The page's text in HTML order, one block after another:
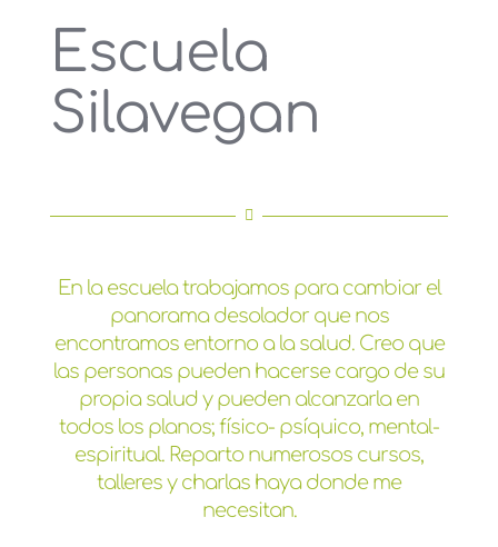
Escuela
Silavegan
En la escuela trabajamos para cambiar el
panorama desolador que nos
encontramos entorno a la salud. Creo que
las personas pueden hacerse cargo de su
propia salud y pueden alcanzarla en
todos los planos; físico- psíquico, mental-
espiritual. Reparto numerosos cursos,
talleres y charlas haya donde me
necesitan.